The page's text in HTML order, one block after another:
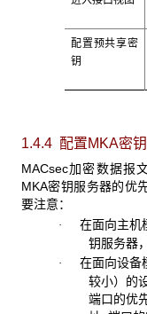
配置预共享密
钥
1.4.4 配置MKA密
MACsec加密数据报
MKA密钥服务器的优
要注意：
· 在面向主机
钥服务器
· 在面向设备
较小）的
端口的优